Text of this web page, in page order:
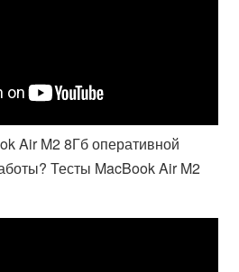
Air M2 8Гб оперативной
Тесты MacBook Air M2